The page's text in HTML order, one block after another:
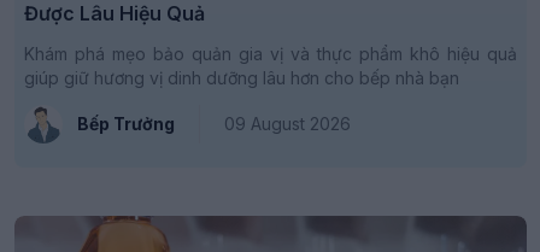
Được Lâu Hiệu Quả
Khám phá mẹo bảo quản gia vị và thực phẩm khô hiệu quả
giúp giữ hương vị dinh dưỡng lâu hơn cho bếp nhà bạn
Bếp Trưởng 09 August 2026